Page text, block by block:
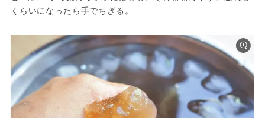
くらいになったら手でちぎる。